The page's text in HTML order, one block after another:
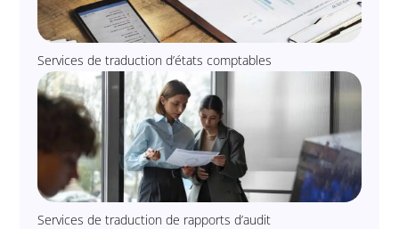
Services de traduction d’états comptables
Services de traduction de rapports d’audit